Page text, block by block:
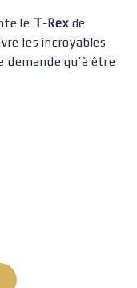
le T-Rexde
les incroyables
qu’à être